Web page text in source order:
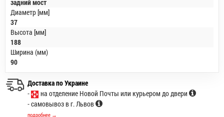
задний мост
Диаметр [мм]
37
Высота [мм]
188
Ширина (мм)
90
Доставка по Украине
-
на отделение Новой Почты или курьером до двери
- самовывоз в г. Львов
подробнее →